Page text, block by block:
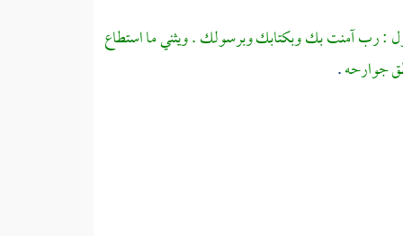
: رب آمنت بك وبكتابك وبرسولك . ويثني ما استطاع
جوارحه.